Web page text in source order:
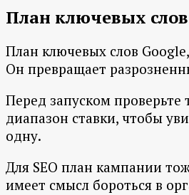
План ключевых
План ключевых слов
Он превращает
Перед запуском
диапазон ставки, чтобы
одну.
Для SEO план кампании
имеет смысл бороться в